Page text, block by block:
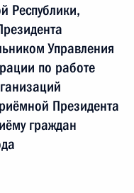
Республики,
Управления
по работе
Президента
граждан